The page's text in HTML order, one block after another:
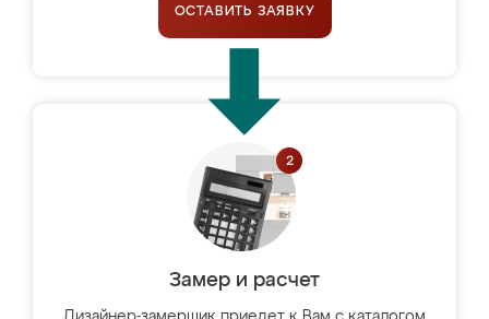
ОСТАВИТЬ ЗАЯВКУ
Замер и расчет